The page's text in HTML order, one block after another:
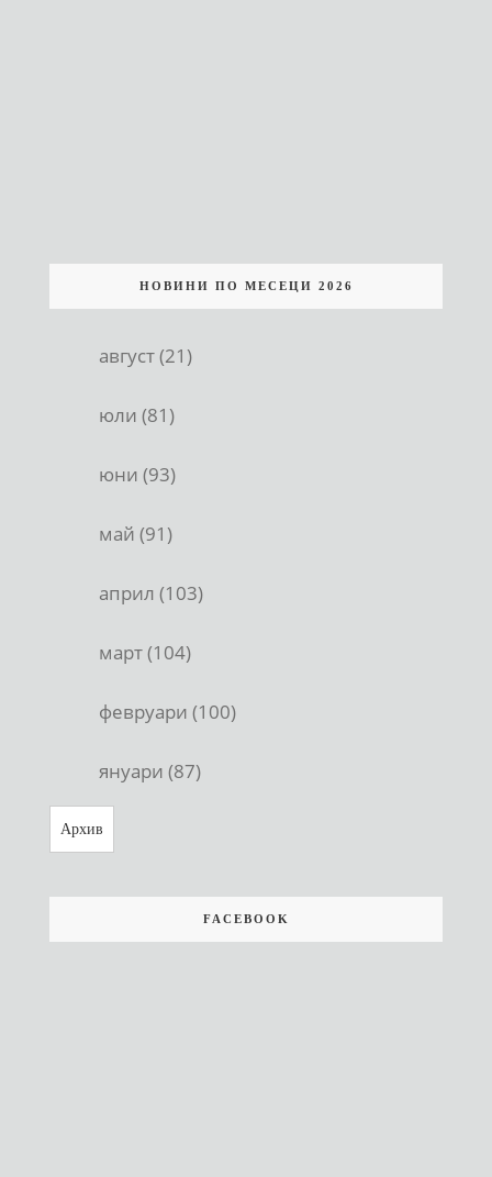
НОВИНИ ПО МЕСЕЦИ 2026
август (21)
юли (81)
юни (93)
май (91)
април (103)
март (104)
февруари (100)
януари (87)
Архив
FACEBOOK